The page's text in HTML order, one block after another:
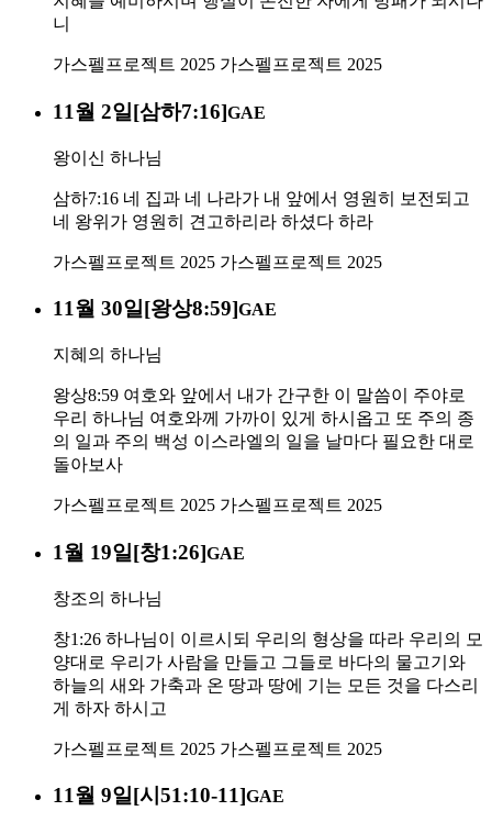
니
가스펠프로젝트 2025 가스펠프로젝트 2025
11월 2일[삼하7:16]GAE
왕이신 하나님
삼하7:16 네 집과 네 나라가 내 앞에서 영원히 보전되고
네 왕위가 영원히 견고하리라 하셨다 하라
가스펠프로젝트 2025 가스펠프로젝트 2025
11월 30일[왕상8:59]GAE
지혜의 하나님
왕상8:59 여호와 앞에서 내가 간구한 이 말씀이 주야로
우리 하나님 여호와께 가까이 있게 하시옵고 또 주의 종
의 일과 주의 백성 이스라엘의 일을 날마다 필요한 대로
돌아보사
가스펠프로젝트 2025 가스펠프로젝트 2025
1월 19일[창1:26]GAE
창조의 하나님
창1:26 하나님이 이르시되 우리의 형상을 따라 우리의 모
양대로 우리가 사람을 만들고 그들로 바다의 물고기와
하늘의 새와 가축과 온 땅과 땅에 기는 모든 것을 다스리
게 하자 하시고
가스펠프로젝트 2025 가스펠프로젝트 2025
11월 9일[시51:10-11]GAE